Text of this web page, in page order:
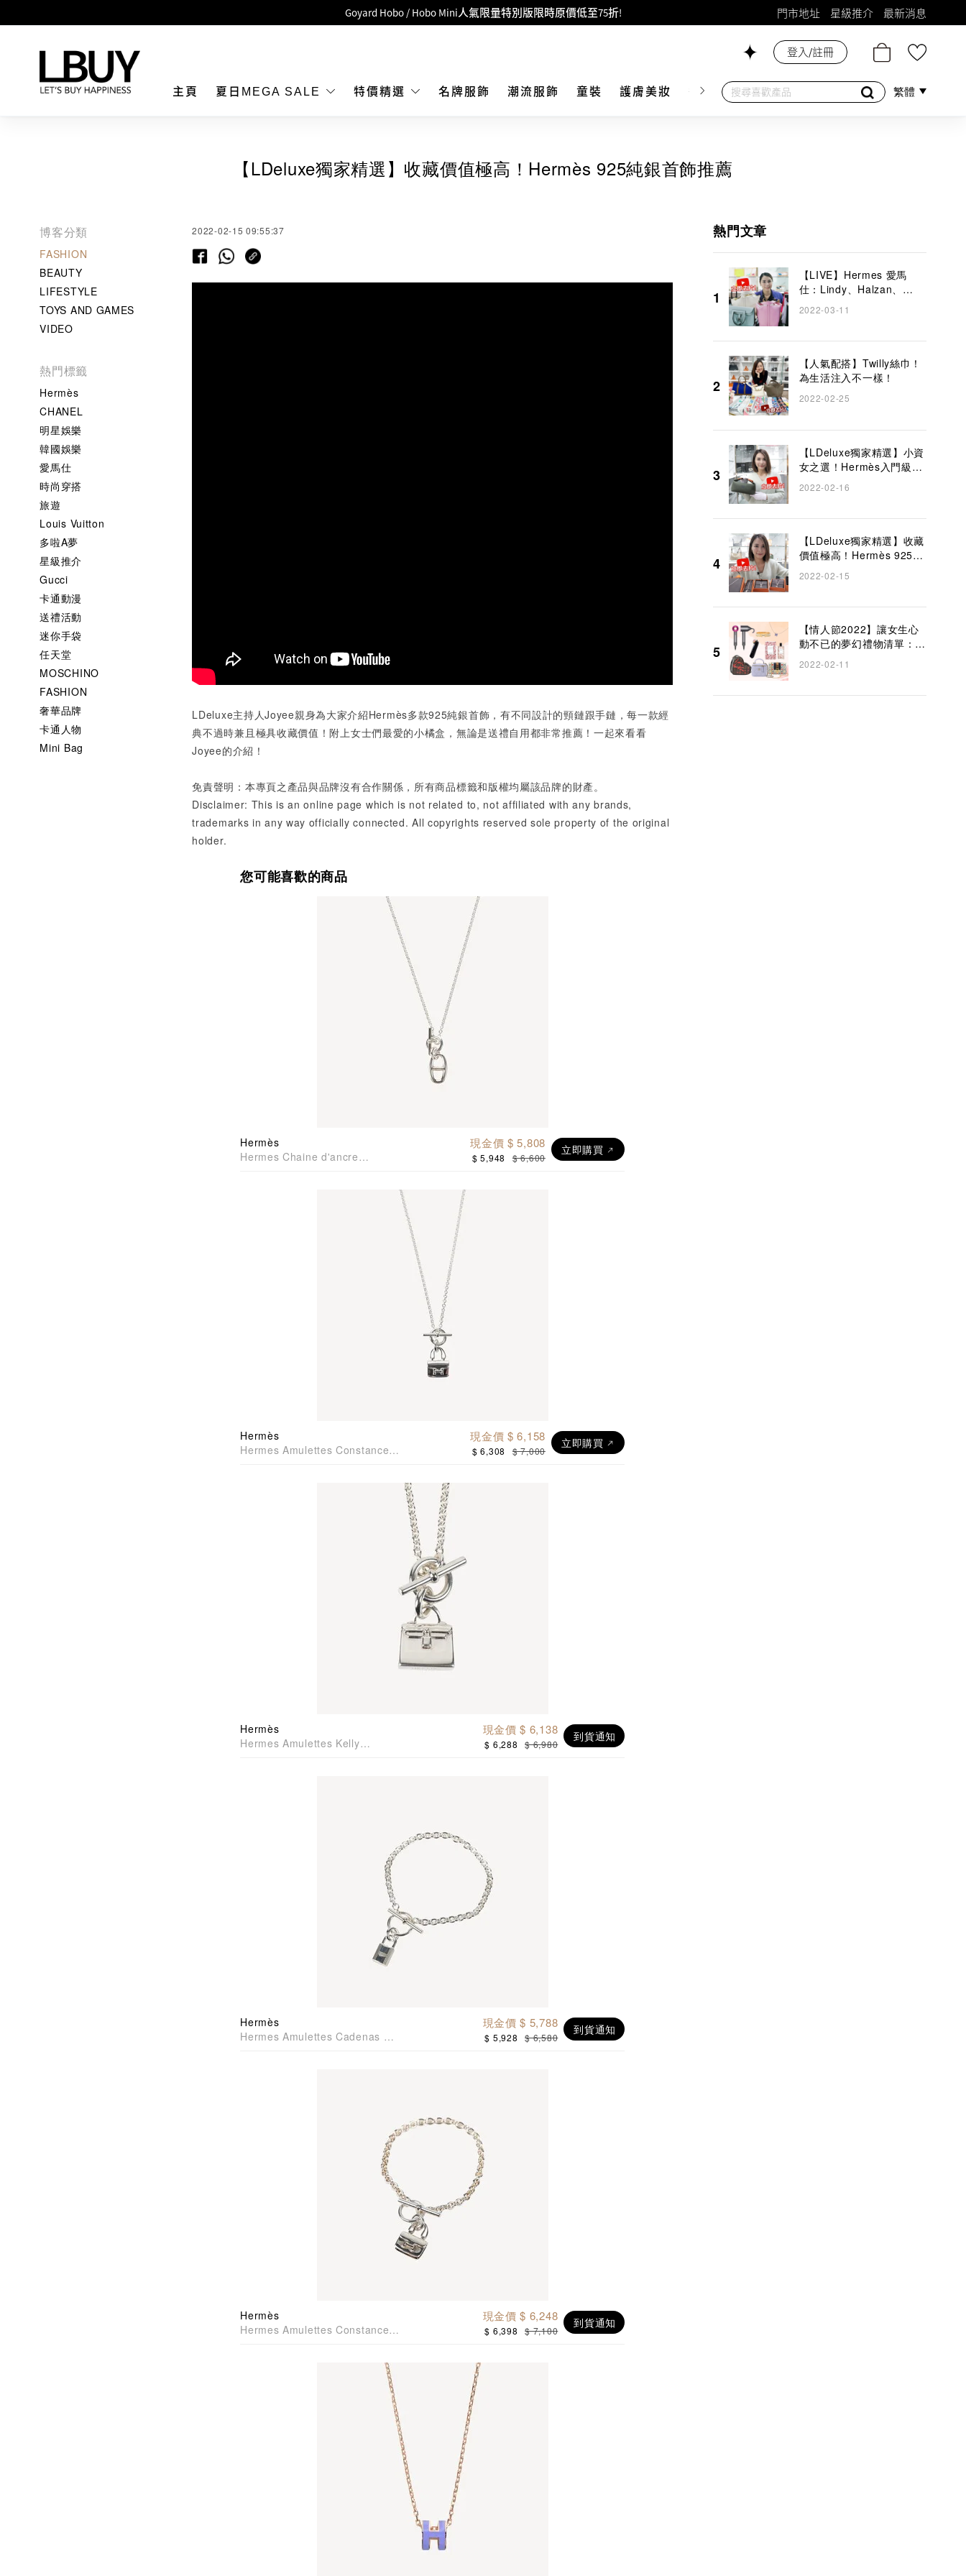
Goyard Hobo / Hobo Mini人氣限量特別版限時原價低至75折!
MOKO 1樓175號鋪旗艦店特設名牌Hermès、CHANEL及LV專區！
LBuy獲香港知識產權署頒發2026《正版正貨承諾》商標
門市地址 星級推介 最新消息
主頁 夏日MEGA SALE 特價精選 名牌服飾 潮流服飾 童裝 護膚美妝 香水香薰 個人護理 母嬰護理 遊戲及精品
登入/註冊
繁體
【LDeluxe獨家精選】收藏價值極高！Hermès 925純銀首飾推薦
博客分類
FASHION
BEAUTY
LIFESTYLE
TOYS AND GAMES
VIDEO
熱門標籤
Hermès
CHANEL
明星娛樂
韓國娛樂
愛馬仕
時尚穿搭
旅遊
Louis Vuitton
多啦A夢
星級推介
Gucci
卡通動漫
送禮活動
迷你手袋
任天堂
MOSCHINO
FASHION
奢華品牌
卡通人物
Mini Bag
熱門文章
1
【LIVE】Hermes 愛馬
仕：Lindy、Halzan、
Picotin、Mini Evelyne、
Garden Party、
2022-03-11
2
【人氣配搭】Twilly絲巾！
為生活注入不一樣！
2022-02-25
3
【LDeluxe獨家精選】小資
女之選！Hermès入門級袋
2022-02-16
4
【LDeluxe獨家精選】收藏
價值極高！Hermès 925純
2022-02-15
5
【情人節2022】讓女生心
動不已的夢幻禮物清單：名
牌手袋、首飾、香水、美容
電子產品推薦
2022-02-11
2022-02-15 09:55:37
LDeluxe主持人Joyee親身為大家介紹Hermès多款925純銀首飾，有不同設計的頸鏈跟手鏈，每一款經
典不過時兼且極具收藏價值！附上女士們最愛的小橘盒，無論是送禮自用都非常推薦！一起來看看
Joyee的介紹！
免責聲明：本專頁之產品與品牌沒有合作關係，所有商品標籤和版權均屬該品牌的財產。
Disclaimer: This is an online page which is not related to, not affiliated with any brands,
trademarks in any way officially connected. All copyrights reserved sole property of the original
holder.
您可能喜歡的商品
Hermès
Hermes Chaine d'ancre
立即購買
現金價 $ 5,808
$ 5,948 $ 6,600
Hermès
Hermes Amulettes Constance
立即購買
現金價 $ 6,158
$ 6,308 $ 7,000
Hermès
Hermes Amulettes Kelly
到貨通知
現金價 $ 6,138
$ 6,288 $ 6,980
Hermès
Hermes Amulettes Cadenas 鎖
到貨通知
現金價 $ 5,788
$ 5,928 $ 6,580
Hermès
Hermes Amulettes Constance
到貨通知
現金價 $ 6,248
$ 6,398 $ 7,100